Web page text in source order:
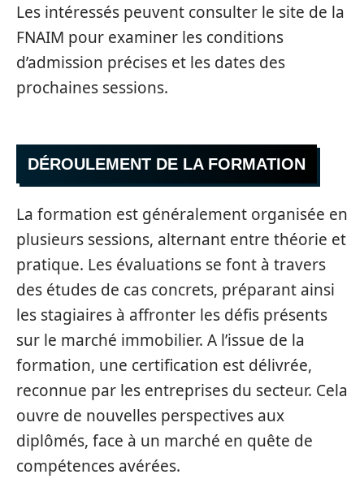
Les intéressés peuvent consulter le site de la
FNAIM pour examiner les conditions
d’admission précises et les dates des
prochaines sessions.
DÉROULEMENT DE LA FORMATION
La formation est généralement organisée en
plusieurs sessions, alternant entre théorie et
pratique. Les évaluations se font à travers
des études de cas concrets, préparant ainsi
les stagiaires à affronter les défis présents
sur le marché immobilier. A l’issue de la
formation, une certification est délivrée,
reconnue par les entreprises du secteur. Cela
ouvre de nouvelles perspectives aux
diplômés, face à un marché en quête de
compétences avérées.